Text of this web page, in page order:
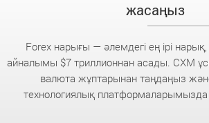
жасаңыз
Forex нарығы — әлемдегі ең ірі нарық,
айналымы $7 триллионнан асады. CXM
валюта жұптарынан таңдаңыз
технологиялық